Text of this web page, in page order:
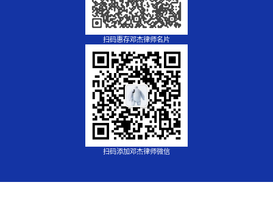
扫码惠存邓杰律师名片
扫码添加邓杰律师微信